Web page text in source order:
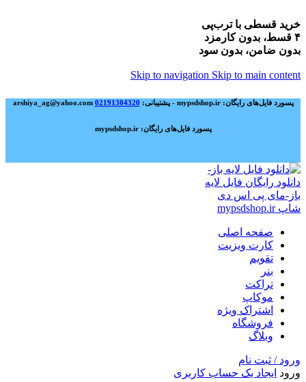
خرید قسطی با ترب‌پی
۴ قسط، بدون کارمزد
بدون ضامن، بدون سود
Skip to navigation Skip to main content
پسورد فایل‌های رایگان: mypsdshop.ir - پشتیبانی: arshiya_ag@yahoo.com 02191304320
پسورد فایل‌های رایگان: mypsdshop.ir
صفحه اصلی
کارت ویزیت
تقویم
بنر
تراکت
موکاپ
اشتراک ویژه
فروشگاه
وبلاگ
ورود / ثبت نام
ورود ایجاد یک حساب کاربری